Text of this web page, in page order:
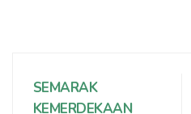
SEMARAK
KEMERDEKAAN